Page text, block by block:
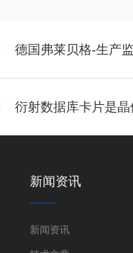
德国弗莱贝格-生产
衍射数据库卡片是
新闻资讯
新闻资讯